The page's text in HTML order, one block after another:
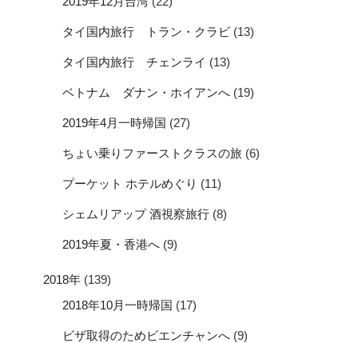
タイ国内旅行 トラン・クラビ (13)
タイ国内旅行 チェンライ (13)
ベトナム ダナン・ホイアンへ (19)
2019年4月一時帰国 (27)
ちょい乗りファーストクラスの旅 (6)
プーケット ホテルめぐり (11)
シェムリアップ 酒視察旅行 (8)
2019年夏・香港へ (9)
2018年 (139)
2018年10月一時帰国 (17)
ビザ取得のためビエンチャンへ (9)